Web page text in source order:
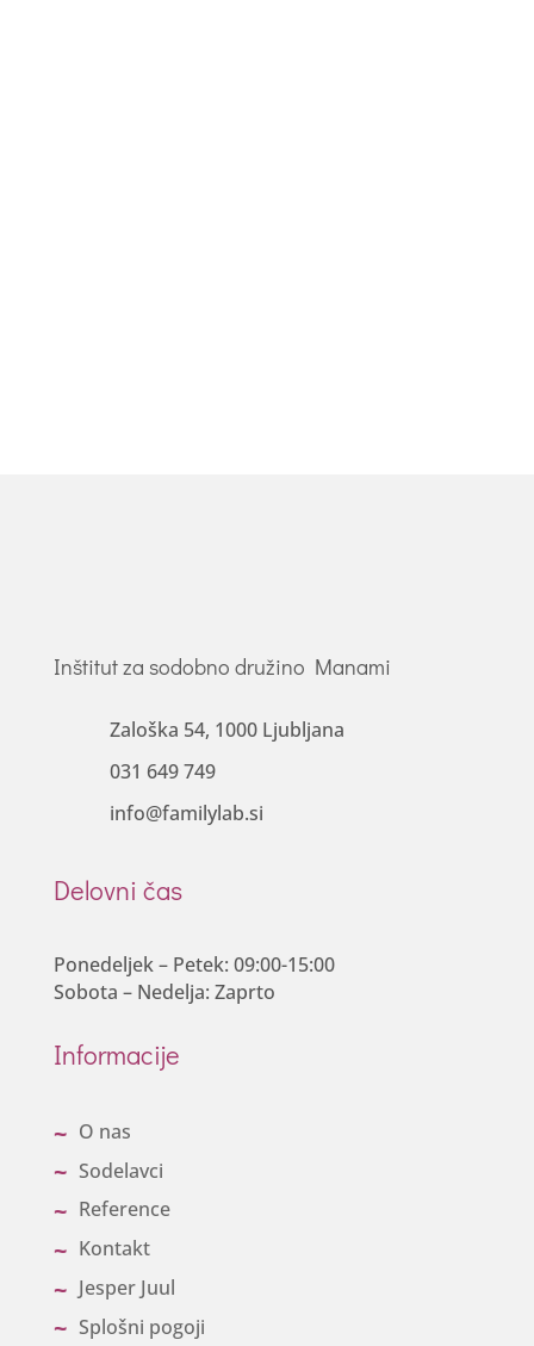
Inštitut za sodobno družino Manami
Zaloška 54, 1000 Ljubljana
031 649 749
info@familylab.si
Delovni čas
Ponedeljek – Petek: 09:00-15:00
Sobota – Nedelja: Zaprto
Informacije
O nas
Sodelavci
Reference
Kontakt
Jesper Juul
Splošni pogoji